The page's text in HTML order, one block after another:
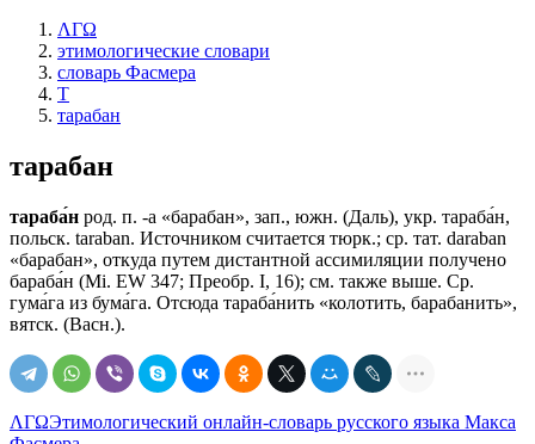
ΛΓΩ
этимологические словари
словарь Фасмера
Т
тарабан
тарабан
тараба́н род. п. -а «барабан», зап., южн. (Даль), укр. тараба́н,
польск. taraban. Источником считается тюрк.; ср. тат. dаrаbаn
«барабан», откуда путем дистантной ассимиляции получено
бараба́н (Мi. ЕW 347; Преобр. I, 16); см. также выше. Ср.
гума́га из бума́га. Отсюда тараба́нить «колотить, барабанить»,
вятск. (Васн.).
ΛΓΩЭтимологический онлайн-словарь русского языка Макса